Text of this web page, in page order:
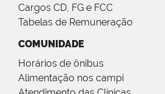
Cargos CD, FG e FCC
Tabelas de Remuneração
COMUNIDADE
Horários de ônibus
Alimentação nos campi